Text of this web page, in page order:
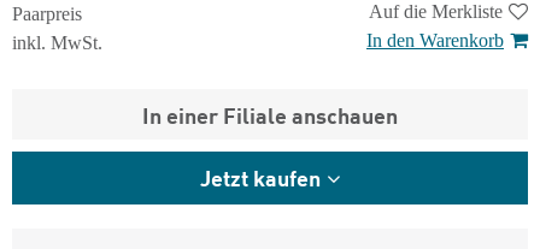
Paarpreis
inkl. MwSt.
Auf die Merkliste
In den Warenkorb
In einer Filiale anschauen
Jetzt kaufen